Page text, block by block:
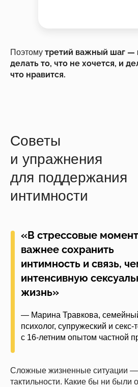
Поэтому третий важный шаг —
делать то, что не хочется, и
что нравится.
Советы
и упражнения
для поддержания
интимности
«В стрессовые
важнее сохранить
интимность и связь,
интенсивную
жизнь»
— Марина Травкова,
психолог, супружеский и секс-
с 16-летним опытом частной
Сложные жизненные ситуации —
тактильности. Какие бы ни были